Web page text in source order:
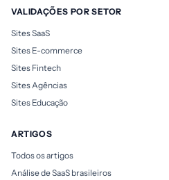
VALIDAÇÕES POR SETOR
Sites SaaS
Sites E-commerce
Sites Fintech
Sites Agências
Sites Educação
ARTIGOS
Todos os artigos
Análise de SaaS brasileiros